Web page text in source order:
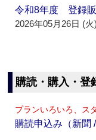
令和8年度 登録
2026年05月26日 (火)
購読・購入・登
プランいろいろ、ス
購読申込み（新聞 /